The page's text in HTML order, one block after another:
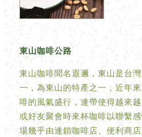
東山咖啡公路
東山咖啡聞名遐邇，東山是台
一，為東山的特產之一，近年
啡的風氣盛行，連帶使得越來
或好友聚會時來杯咖啡以聯繫
場幾乎由連鎖咖啡店、便利商